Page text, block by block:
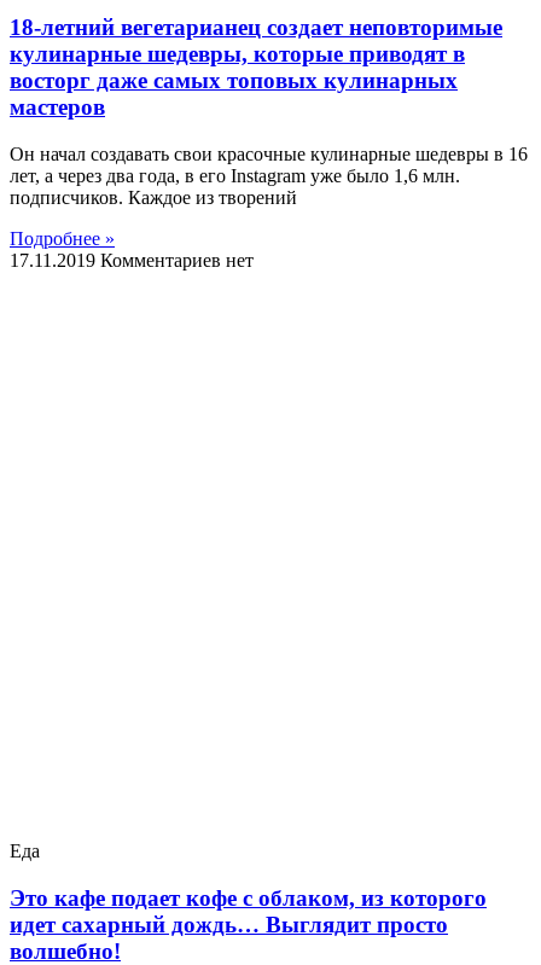
18-летний вегетарианец создает неповторимые
кулинарные шедевры, которые приводят в
восторг даже самых топовых кулинарных
мастеров
Он начал создавать свои красочные кулинарные шедевры в 16
лет, а через два года, в его Instagram уже было 1,6 млн.
подписчиков. Каждое из творений
Подробнее »
17.11.2019 Комментариев нет
Еда
Это кафе подает кофе с облаком, из которого
идет сахарный дождь… Выглядит просто
волшебно!